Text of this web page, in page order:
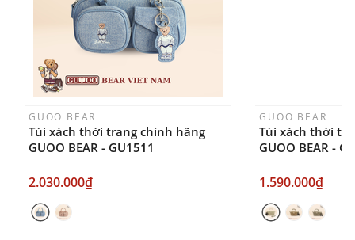
GUOO BEAR
Túi xách thời trang chính hãng
GUOO BEAR - GU1511
2.030.000₫
GUOO BEAR
Túi xách thời
GUOO BEAR -
1.590.000₫